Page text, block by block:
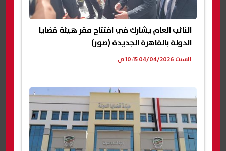
النائب العام يشارك في افتتاح مقر هيئة قضايا
الدولة بالقاهرة الجديدة (صور)
السبت 04/04/2026 10:15 ص